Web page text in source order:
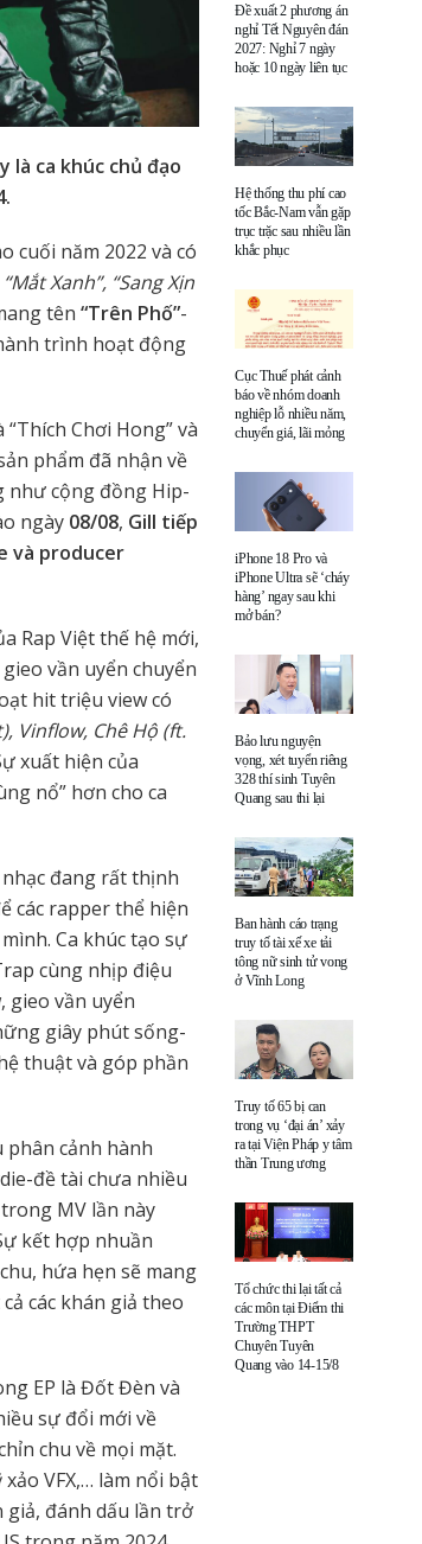
là ca khúc chủ đạo
cuối năm 2022 và có
Xanh”, “Sang Xịn
tên “Trên Phố”-
trình hoạt động
Chơi Hong” và
phẩm đã nhận về
như cộng đồng Hip-
ngày 08/08, Gill tiếp
và producer
Rap Việt thế hệ mới,
vần uyển chuyển
hit triệu view có
Vinflow, Chê Hộ (ft.
xuất hiện của
nổ” hơn cho ca
nhạc đang rất thịnh
các rapper thể hiện
Ca khúc tạo sự
cùng nhịp điệu
gieo vần uyển
giây phút sống-
thuật và góp phần
phân cảnh hành
đề tài chưa nhiều
MV lần này
kết hợp nhuần
hứa hẹn sẽ mang
các khán giả theo
EP là Đốt Đèn và
sự đổi mới về
chu về mọi mặt.
VFX,… làm nổi bật
đánh dấu lần trở
Đề xuất 2 phương án
nghỉ Tết Nguyên đán
2027: Nghỉ 7 ngày
hoặc 10 ngày liên tục
Hệ thống thu phí cao
tốc Bắc-Nam vẫn gặp
trục trặc sau nhiều lần
khắc phục
Cục Thuế phát cảnh
báo về nhóm doanh
nghiệp lỗ nhiều năm,
chuyển giá, lãi mỏng
iPhone 18 Pro và
iPhone Ultra sẽ ‘cháy
hàng’ ngay sau khi
mở bán?
Bảo lưu nguyện
vọng, xét tuyển riêng
328 thí sinh Tuyên
Quang sau thi lại
Ban hành cáo trạng
truy tố tài xế xe tải
tông nữ sinh tử vong
ở Vĩnh Long
Truy tố 65 bị can
trong vụ ‘đại án’ xảy
ra tại Viện Pháp y tâm
thần Trung ương
Tổ chức thi lại tất cả
các môn tại Điểm thi
Trường THPT
Chuyên Tuyên
Quang vào 14-15/8